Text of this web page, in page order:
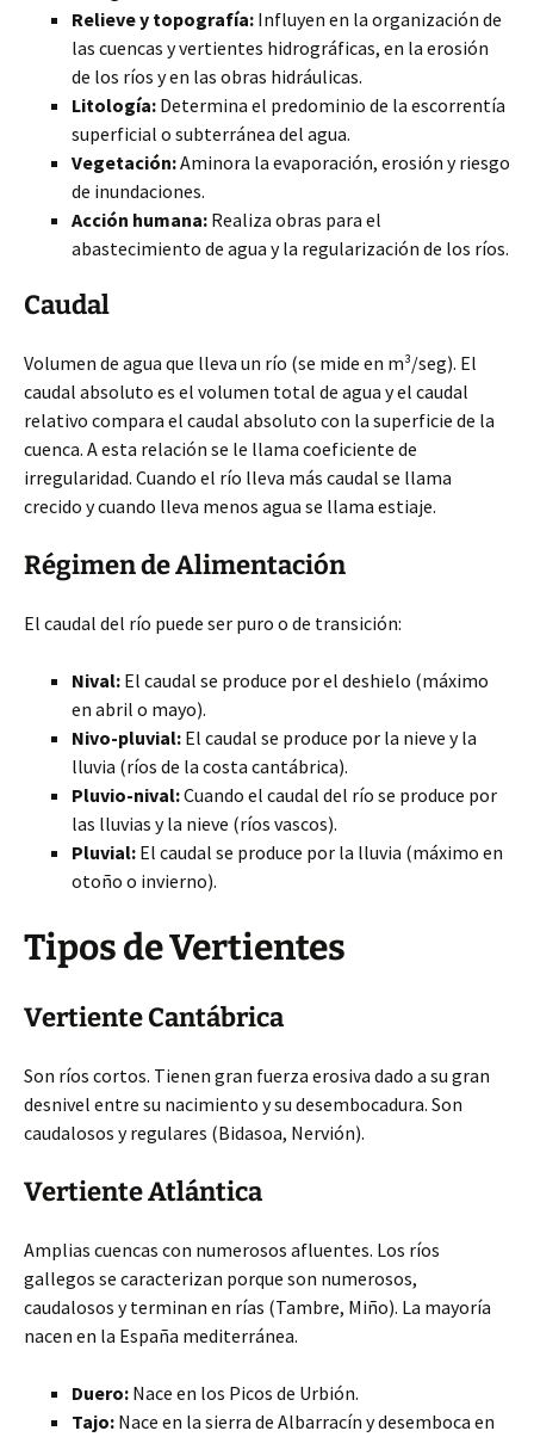
Relieve y topografía: Influyen en la organización de
las cuencas y vertientes hidrográficas, en la erosión
de los ríos y en las obras hidráulicas.
Litología: Determina el predominio de la escorrentía
superficial o subterránea del agua.
Vegetación:Aminora la evaporación, erosión y riesgo
de inundaciones.
Acción humana: Realiza obras para el
abastecimiento de agua y la regularización de los ríos.
Caudal
Volumen de agua que lleva un río (se mide en m³/seg). El
caudal absoluto es el volumen total de agua y el caudal
relativo compara el caudal absoluto con la superficie de la
cuenca. A esta relación se le llama coeficiente de
irregularidad. Cuando el río lleva más caudal se llama
crecido y cuando lleva menos agua se llama estiaje.
Régimen de Alimentación
El caudal del río puede ser puro o de transición:
Nival: El caudal se produce por el deshielo (máximo
en abril o mayo).
Nivo-pluvial: El caudal se produce por la nieve y la
lluvia (ríos de la costa cantábrica).
Pluvio-nival:Cuando el caudal del río se produce por
las lluvias y la nieve (ríos vascos).
Pluvial: El caudal se produce por la lluvia (máximo en
otoño o invierno).
Tipos de Vertientes
Vertiente Cantábrica
Son ríos cortos. Tienen gran fuerza erosiva dado a su gran
desnivel entre su nacimiento y su desembocadura. Son
caudalosos y regulares (Bidasoa, Nervión).
Vertiente Atlántica
Amplias cuencas con numerosos afluentes. Los ríos
gallegos se caracterizan porque son numerosos,
caudalosos y terminan en rías (Tambre, Miño). La mayoría
nacen en la España mediterránea.
Duero: Nace en los Picos de Urbión.
Tajo: Nace en la sierra de Albarracín y desemboca en